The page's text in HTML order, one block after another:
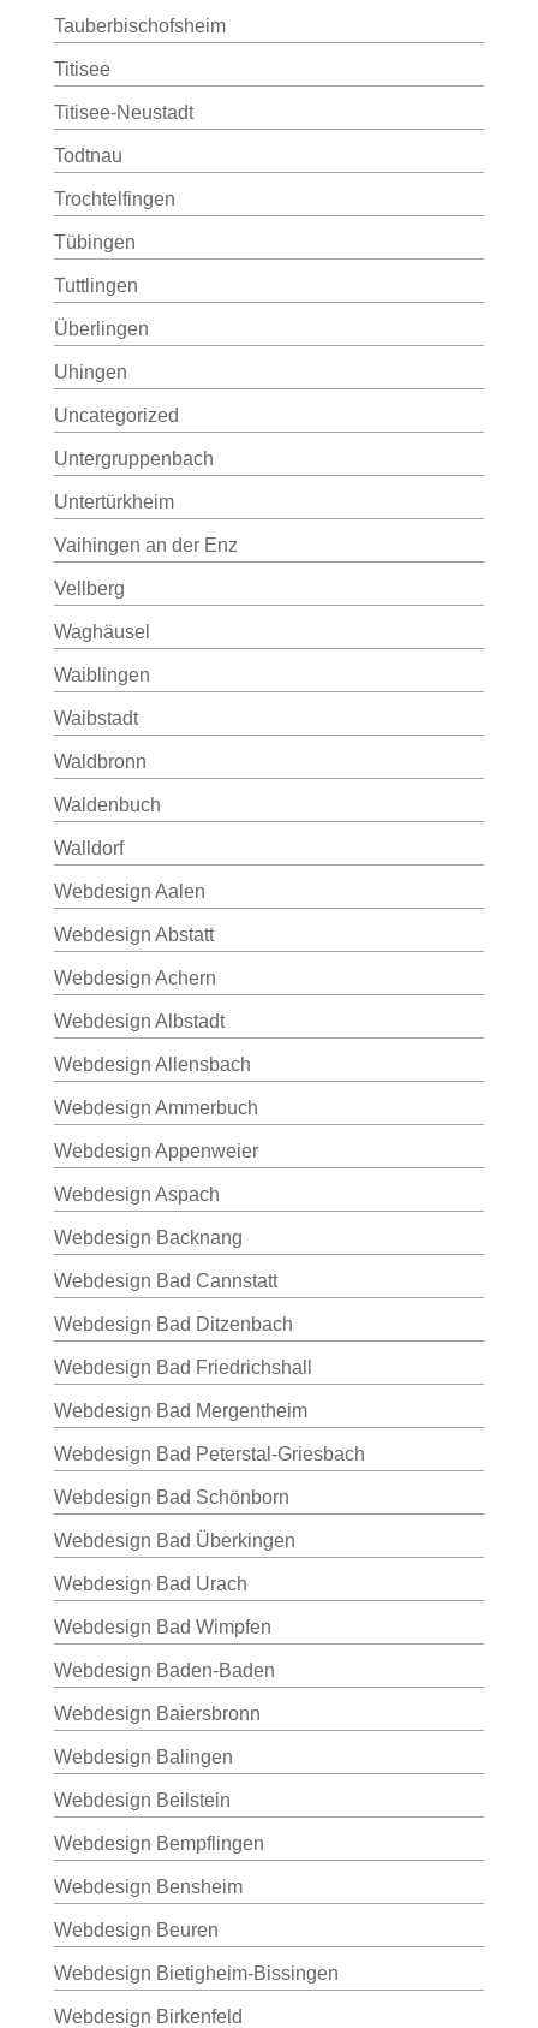
Tauberbischofsheim
Titisee
Titisee-Neustadt
Todtnau
Trochtelfingen
Tübingen
Tuttlingen
Überlingen
Uhingen
Uncategorized
Untergruppenbach
Untertürkheim
Vaihingen an der Enz
Vellberg
Waghäusel
Waiblingen
Waibstadt
Waldbronn
Waldenbuch
Walldorf
Webdesign Aalen
Webdesign Abstatt
Webdesign Achern
Webdesign Albstadt
Webdesign Allensbach
Webdesign Ammerbuch
Webdesign Appenweier
Webdesign Aspach
Webdesign Backnang
Webdesign Bad Cannstatt
Webdesign Bad Ditzenbach
Webdesign Bad Friedrichshall
Webdesign Bad Mergentheim
Webdesign Bad Peterstal-Griesbach
Webdesign Bad Schönborn
Webdesign Bad Überkingen
Webdesign Bad Urach
Webdesign Bad Wimpfen
Webdesign Baden-Baden
Webdesign Baiersbronn
Webdesign Balingen
Webdesign Beilstein
Webdesign Bempflingen
Webdesign Bensheim
Webdesign Beuren
Webdesign Bietigheim-Bissingen
Webdesign Birkenfeld